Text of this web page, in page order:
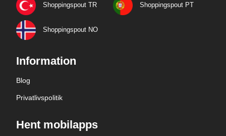
Shoppingspout TR Shoppingspout PT
Shoppingspout NO
Information
Blog
Privatlivspolitik
Hent mobilapps